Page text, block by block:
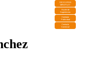
DESCARGA
MIRAPLAY
Buzón de
Sugerencias
Contratar
Publicidad
Contacto
Comercial